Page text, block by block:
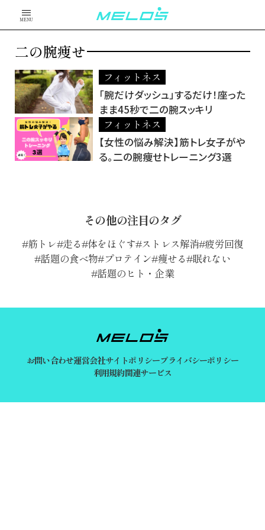
MENU
二の腕痩せ
フィットネス
「腕だけダッシュ」するだけ！座った
まま45秒で二の腕スッキリ
フィットネス
【女性の悩み解決】筋トレ女子がや
る。二の腕痩せトレーニング3選
その他の注目のタグ
筋トレ 走る 体をほぐす ストレス解消 疲労回復
話題の食べ物 プロテイン 痩せる 眠れない
話題のヒト・企業
お問い合わせ運営会社サイトポリシープライバシーポリシー
利用規約関連サービス